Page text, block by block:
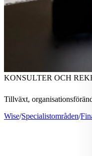
KONSULTER OCH
Tillväxt,
Wise/Specialistområden/